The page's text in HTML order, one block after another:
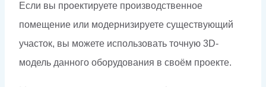
Если вы проектируете производственное
помещение или модернизируете существующий
участок, вы можете использовать точную 3D-
модель данного оборудования в своём проекте.